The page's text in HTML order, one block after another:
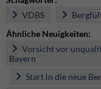
VDBS
Ähnliche Neuigkeiten:
Vorsicht vor
Bayern
Start in die neue